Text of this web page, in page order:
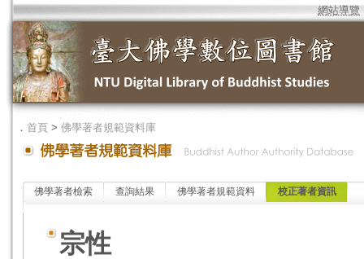
網站導覽
． 首頁 > 佛學著者規範資料庫
佛學著者檢索 查詢結果 佛學著者規範資料 校正著者資訊
宗性